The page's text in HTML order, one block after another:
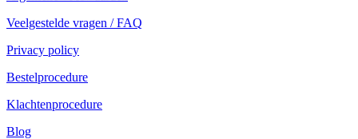
Veelgestelde vragen / FAQ
Privacy policy
Bestelprocedure
Klachtenprocedure
Blog